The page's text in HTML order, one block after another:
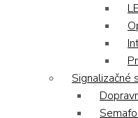
Signalizačné